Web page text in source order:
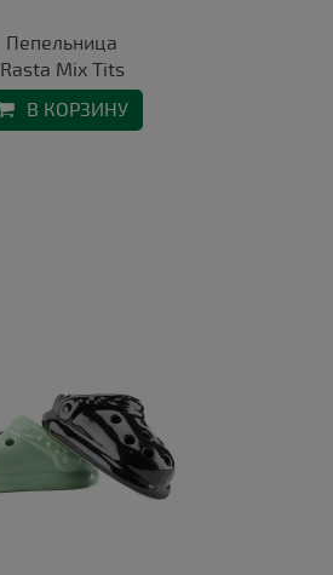
Пепельница
Rasta Mix Tits
В КОРЗИНУ